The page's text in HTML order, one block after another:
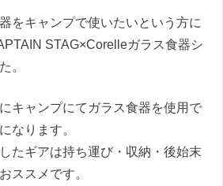
をキャンプで使いたいという方に
STAG×Corelleガラス食器シ
。
キャンプにてガラス食器を使用で
なります。
たギアは持ち運び・収納・後始末
ススメです。